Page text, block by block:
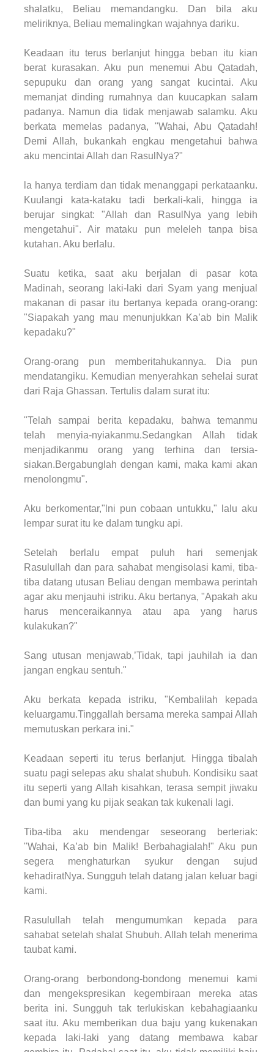
shalatku, Beliau memandangku. Dan bila aku
meliriknya, Beliau memalingkan wajahnya dariku.
Keadaan itu terus berlanjut hingga beban itu kian
berat kurasakan. Aku pun menemui Abu Qatadah,
sepupuku dan orang yang sangat kucintai. Aku
memanjat dinding rumahnya dan kuucapkan salam
padanya. Namun dia tidak menjawab salamku. Aku
berkata memelas padanya, "Wahai, Abu Qatadah!
Demi Allah, bukankah engkau mengetahui bahwa
aku mencintai Allah dan RasulNya?"
la hanya terdiam dan tidak menanggapi perkataanku.
Kuulangi kata-kataku tadi berkali-kali, hingga ia
berujar singkat: "Allah dan RasulNya yang lebih
mengetahui". Air mataku pun meleleh tanpa bisa
kutahan. Aku berlalu.
Suatu ketika, saat aku berjalan di pasar kota
Madinah, seorang laki-laki dari Syam yang menjual
makanan di pasar itu bertanya kepada orang-orang:
"Siapakah yang mau menunjukkan Ka’ab bin Malik
kepadaku?"
Orang-orang pun memberitahukannya. Dia pun
mendatangiku. Kemudian menyerahkan sehelai surat
dari Raja Ghassan. Tertulis dalam surat itu:
"Telah sampai berita kepadaku, bahwa temanmu
telah menyia-nyiakanmu.Sedangkan Allah tidak
menjadikanmu orang yang terhina dan tersia-
siakan.Bergabunglah dengan kami, maka kami akan
rnenolongmu".
Aku berkomentar,"lni pun cobaan untukku," lalu aku
lempar surat itu ke dalam tungku api.
Setelah berlalu empat puluh hari semenjak
Rasulullah dan para sahabat mengisolasi kami, tiba-
tiba datang utusan Beliau dengan membawa perintah
agar aku menjauhi istriku. Aku bertanya, "Apakah aku
harus menceraikannya atau apa yang harus
kulakukan?"
Sang utusan menjawab,’Tidak, tapi jauhilah ia dan
jangan engkau sentuh."
Aku berkata kepada istriku, "Kembalilah kepada
keluargamu.Tinggallah bersama mereka sampai Allah
memutuskan perkara ini."
Keadaan seperti itu terus berlanjut. Hingga tibalah
suatu pagi selepas aku shalat shubuh. Kondisiku saat
itu seperti yang Allah kisahkan, terasa sempit jiwaku
dan bumi yang ku pijak seakan tak kukenali lagi.
Tiba-tiba aku mendengar seseorang berteriak:
"Wahai, Ka’ab bin Malik! Berbahagialah!" Aku pun
segera menghaturkan syukur dengan sujud
kehadiratNya. Sungguh telah datang jalan keluar bagi
kami.
Rasulullah telah mengumumkan kepada para
sahabat setelah shalat Shubuh. Allah telah menerima
taubat kami.
Orang-orang berbondong-bondong menemui kami
dan mengekspresikan kegembiraan mereka atas
berita ini. Sungguh tak terlukiskan kebahagiaanku
saat itu. Aku memberikan dua baju yang kukenakan
kepada laki-laki yang datang membawa kabar